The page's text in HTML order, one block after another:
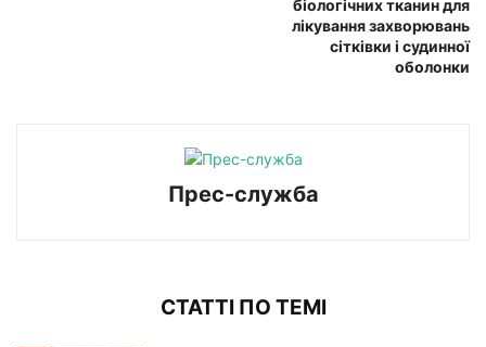
біологічних тканин для
лікування захворювань
сітківки і судинної
оболонки
Прес-служба
СТАТТІ ПО ТЕМІ